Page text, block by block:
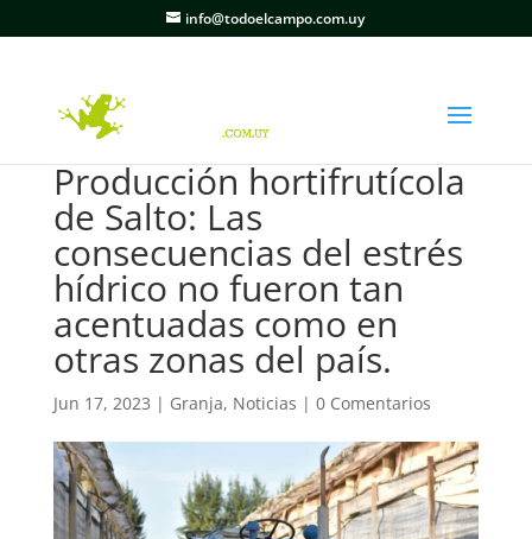
info@todoelcampo.com.uy
Producción hortifrutícola
de Salto: Las
consecuencias del estrés
hídrico no fueron tan
acentuadas como en
otras zonas del país.
Jun 17, 2023 | Granja, Noticias | 0 Comentarios